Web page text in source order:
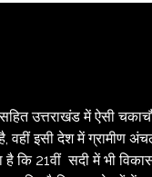
उत्तराखंड में ऐसी
वहीं इसी देश में ग्रामीण
कि 21वीं सदी में भी